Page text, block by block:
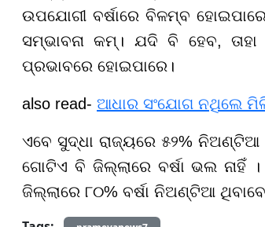
ଉପଯୋଗୀ ବର୍ଷାରେ ବିଳମ୍ବ
ସମ୍ଭାବନା କମ୍। ଯଦି ବି ହେବ,
ପ୍ରଭାବରେ ହୋଇପାରେ।
also read- ଆଧାର ସଂଯୋଗ ନଥିଲେ
ଏବେ ସୁଦ୍ଧା ରାଜ୍ୟରେ ୫୨% ନିଅଣ୍ଟିଆ
ଗୋଟିଏ ବି ଜିଲ୍ଲାରେ ବର୍ଷା ଭଲ ନାହିଁ
ଜିଲ୍ଲାରେ ୮୦% ବର୍ଷା ନିଅଣ୍ଟିଆ